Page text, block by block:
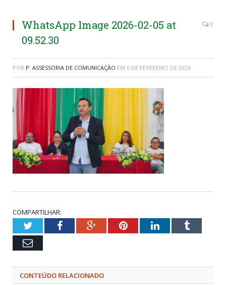
WhatsApp Image 2026-02-05 at
09.52.30
0
POR P: ASSESSORIA DE COMUNICAÇÃO EM 6 DE FEVEREIRO DE 2026
COMPARTILHAR:
TwitterFacebookGoogle+PinterestLinkedInTumblr
Email
CONTEÚDO RELACIONADO